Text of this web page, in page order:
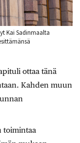
Kai Sadinmaalta
ottaa tänä
Kahden muun
toimintaa